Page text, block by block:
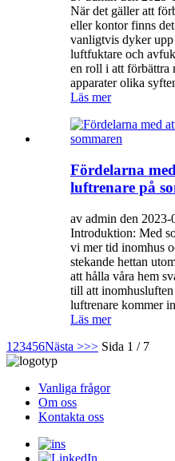
När det gäller att
eller kontor finns
vanligtvis dyker
luftfuktare och
en roll i att förbättra
apparater olika
Läs mer
Fördelarna
luftrenare på
av admin den 2023-
Introduktion: Med
vi mer tid inomhus
stekande hettan
att hålla våra hem
till att
luftrenare kommer
Läs mer
1 23456Nästa >>> Sida 1 / 7
Vanliga frågor
Om oss
Kontakta oss